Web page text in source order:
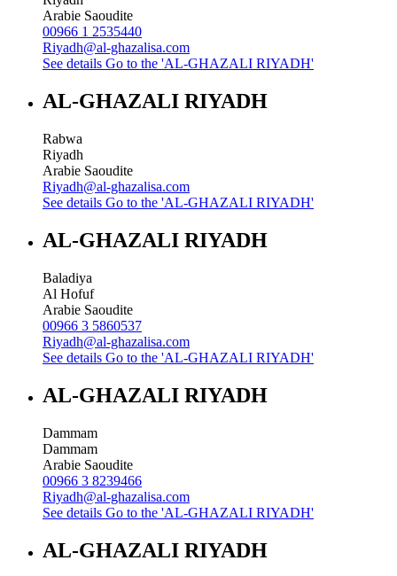
Arabie Saoudite
00966 1 2535440
Riyadh@al-ghazalisa.com
See details Go to the 'AL-GHAZALI RIYADH'
AL-GHAZALI RIYADH
Rabwa
Riyadh
Arabie Saoudite
Riyadh@al-ghazalisa.com
See details Go to the 'AL-GHAZALI RIYADH'
AL-GHAZALI RIYADH
Baladiya
Al Hofuf
Arabie Saoudite
00966 3 5860537
Riyadh@al-ghazalisa.com
See details Go to the 'AL-GHAZALI RIYADH'
AL-GHAZALI RIYADH
Dammam
Dammam
Arabie Saoudite
00966 3 8239466
Riyadh@al-ghazalisa.com
See details Go to the 'AL-GHAZALI RIYADH'
AL-GHAZALI RIYADH